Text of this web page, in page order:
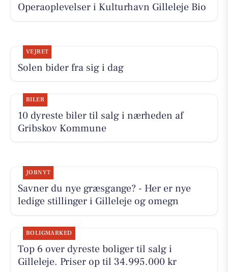
Operaoplevelser i Kulturhavn Gilleleje Bio
VEJRET
Solen bider fra sig i dag
BILER
10 dyreste biler til salg i nærheden af
Gribskov Kommune
JOBNYT
Savner du nye græsgange? - Her er nye
ledige stillinger i Gilleleje og omegn
BOLIGMARKED
Top 6 over dyreste boliger til salg i
Gilleleje. Priser op til 34.995.000 kr